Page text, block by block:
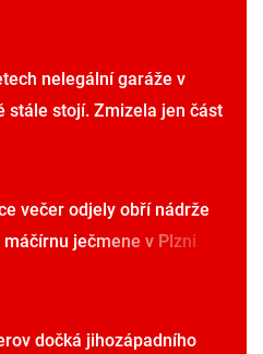
nelegální garáže v
stále stojí. Zmizela jen část
večer odjely obří nádrže
máčírnu ječmene v Plzni
dočká jihozápadního